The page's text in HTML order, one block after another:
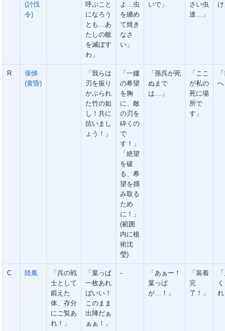
(討伐
令)
呼ぶこと
になろう
とも…あ
たしの敵
を滅ぼす
わ」
よ…虫
を纏め
て焼き
なさ
い」
いで」
さい虫
達…」
R
張悌
(黄昏)
「我らは
刃を振り
かぶられ
た竹の如
し！共に
抗いまし
ょう！」
「一縷
の希望
を胸
に、敵
の刃を
砕くの
で
す！」
「絶望
を破
る、希
望を掴
み取る
ため
に！」
(範囲
内に槍
術沈
瑩)
「孫呉が死
ぬまで
は…」
「ここ
が私の
死に場
所で
す」
C 陸胤
「呉の戦
士として
鍛えた
体、存分
にご覧あ
れ！」
「葉っぱ
一枚あれ
ばいい！
このまま
出陣だぁ
ぁぁ！」
-
「あぁー！
葉っぱ
が…！」
「装着
完
了！」
く